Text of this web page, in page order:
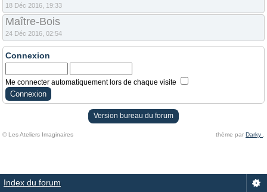
18 Déc 2016, 19:33
Maître-Bois
24 Déc 2016, 02:54
Connexion
Me connecter automatiquement lors de chaque visite
Version bureau du forum
© Les Ateliers Imaginaires thème par Darky
Index du forum